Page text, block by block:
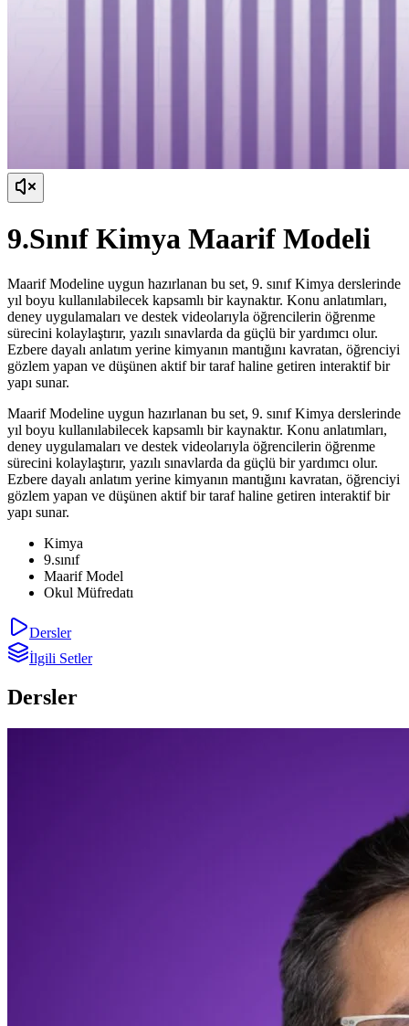
9.Sınıf Kimya Maarif Modeli
Maarif Modeline uygun hazırlanan bu set, 9. sınıf Kimya derslerinde
yıl boyu kullanılabilecek kapsamlı bir kaynaktır. Konu anlatımları,
deney uygulamaları ve destek videolarıyla öğrencilerin öğrenme
sürecini kolaylaştırır, yazılı sınavlarda da güçlü bir yardımcı olur.
Ezbere dayalı anlatım yerine kimyanın mantığını kavratan, öğrenciyi
gözlem yapan ve düşünen aktif bir taraf haline getiren interaktif bir
yapı sunar.
Maarif Modeline uygun hazırlanan bu set, 9. sınıf Kimya derslerinde
yıl boyu kullanılabilecek kapsamlı bir kaynaktır. Konu anlatımları,
deney uygulamaları ve destek videolarıyla öğrencilerin öğrenme
sürecini kolaylaştırır, yazılı sınavlarda da güçlü bir yardımcı olur.
Ezbere dayalı anlatım yerine kimyanın mantığını kavratan, öğrenciyi
gözlem yapan ve düşünen aktif bir taraf haline getiren interaktif bir
yapı sunar.
Kimya
9.sınıf
Maarif Model
Okul Müfredatı
Dersler
İlgili Setler
Dersler